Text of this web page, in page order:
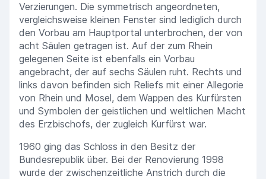
Verzierungen. Die symmetrisch angeordneten,
vergleichsweise kleinen Fenster sind lediglich durch
den Vorbau am Hauptportal unterbrochen, der von
acht Säulen getragen ist. Auf der zum Rhein
gelegenen Seite ist ebenfalls ein Vorbau
angebracht, der auf sechs Säulen ruht. Rechts und
links davon befinden sich Reliefs mit einer Allegorie
von Rhein und Mosel, dem Wappen des Kurfürsten
und Symbolen der geistlichen und weltlichen Macht
des Erzbischofs, der zugleich Kurfürst war.
1960 ging das Schloss in den Besitz der
Bundesrepublik über. Bei der Renovierung 1998
wurde der zwischenzeitliche Anstrich durch die